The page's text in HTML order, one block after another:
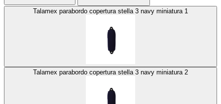
Talamex parabordo copertura stella 3 navy miniatura 1
Talamex parabordo copertura stella 3 navy miniatura 2